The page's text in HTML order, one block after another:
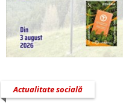
Actualitate socială